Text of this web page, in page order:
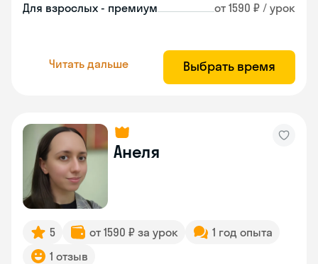
Для взрослых - премиум от 1590 ₽ / урок
Читать дальше Выбрать время
Анеля
5 от 1590 ₽ за урок
1 год опыта
1 отзыв